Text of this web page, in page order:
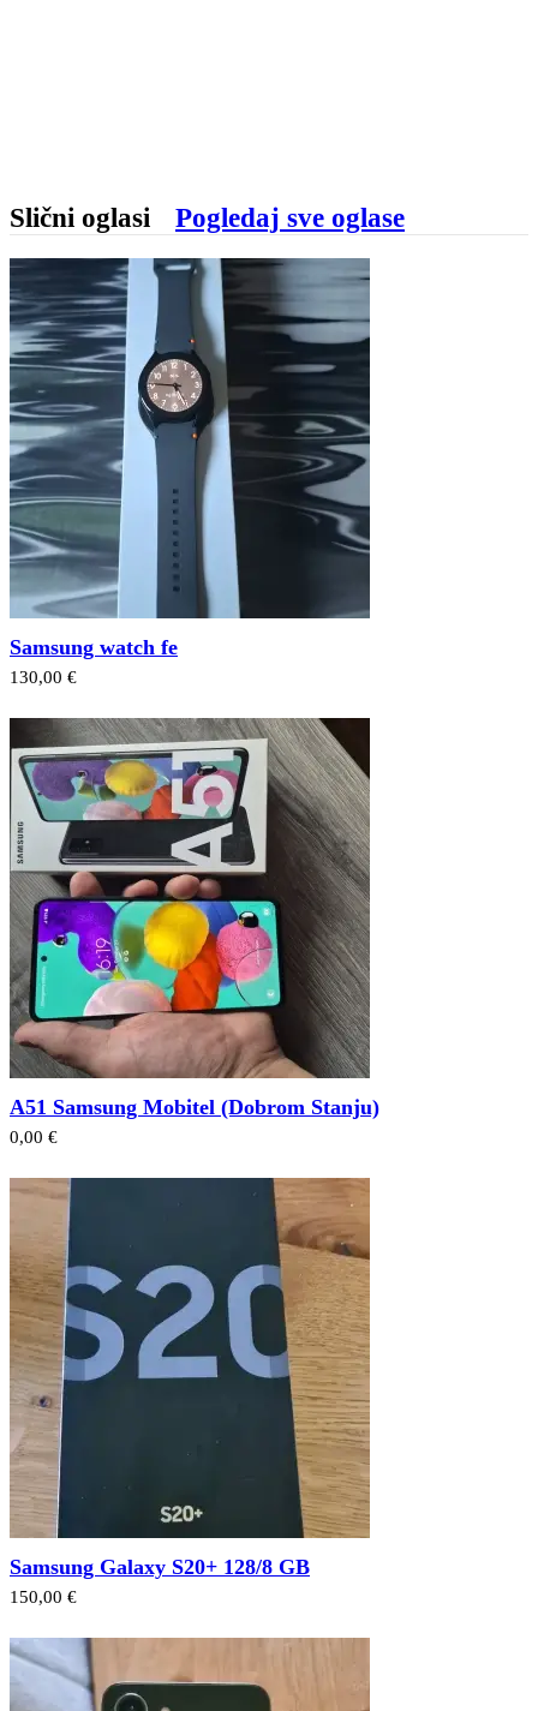
Slični oglasi Pogledaj sve oglase
Samsung watch fe
130,00 €
A51 Samsung Mobitel (Dobrom Stanju)
0,00 €
Samsung Galaxy S20+ 128/8 GB
150,00 €